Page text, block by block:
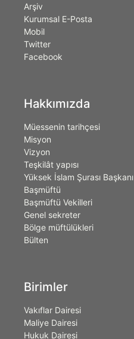
Arşiv
Kurumsal E-Posta
Mobil
Twitter
Facebook
Hakkımızda
Müessenin tarihçesi
Misyon
Vizyon
Teşkilât yapısı
Yüksek İslam Şurası Başkanı
Başmüftü
Başmüftü Vekilleri
Genel sekreter
Bölge müftülükleri
Bülten
Birimler
Vakıflar Dairesi
Maliye Dairesi
Hukuk Dairesi